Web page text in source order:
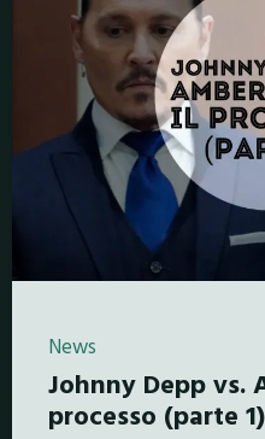
News
Johnny Depp vs.
processo (parte 1)